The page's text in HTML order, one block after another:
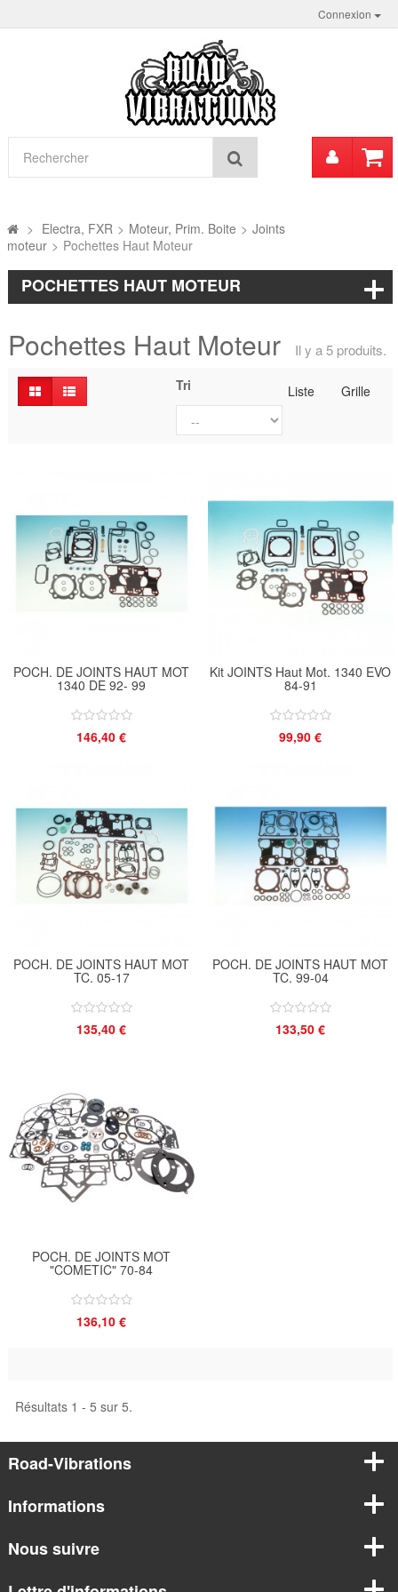
Connexion
Mon
> Electra, FXR > Moteur, Prim. Boite > Joints
moteur > Pochettes Haut Moteur
POCHETTES HAUT MOTEUR
Pochettes Haut Moteur Il y a 5 produits.
Liste Grille
Tri
POCH. DE JOINTS HAUT MOT
1340 DE 92- 99
146,40 €
Kit JOINTS Haut Mot. 1340 EVO
84-91
99,90 €
POCH. DE JOINTS HAUT MOT
TC. 05-17
135,40 €
POCH. DE JOINTS HAUT MOT
TC. 99-04
133,50 €
POCH. DE JOINTS MOT
"COMETIC" 70-84
136,10 €
Résultats 1 - 5 sur 5.
Road-Vibrations
Informations
Nous suivre